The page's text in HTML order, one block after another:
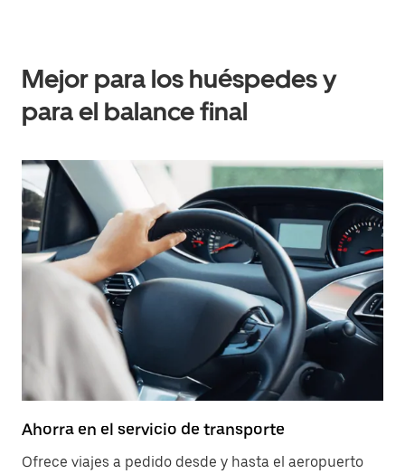
Mejor para los huéspedes y
para el balance final
Ahorra en el servicio de transporte
Ofrece viajes a pedido desde y hasta el aeropuerto